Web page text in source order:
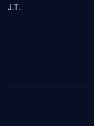
J.T.